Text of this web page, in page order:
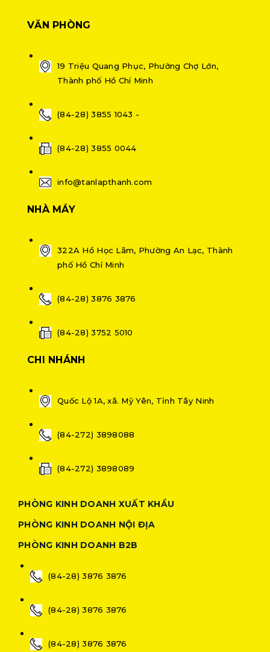
VĂN PHÒNG
19 Triệu Quang Phục, Phường Chợ Lớn,
Thành phố Hồ Chí Minh
(84-28) 3855 1043 -
(84-28) 3855 0044
info@tanlapthanh.com
NHÀ MÁY
322A Hồ Học Lãm, Phường An Lạc, Thành
phố Hồ Chí Minh
(84-28) 3876 3876
(84-28) 3752 5010
CHI NHÁNH
Quốc Lộ 1A, xã. Mỹ Yên, Tỉnh Tây Ninh
(84-272) 3898088
(84-272) 3898089
PHÒNG KINH DOANH XUẤT KHẨU
PHÒNG KINH DOANH NỘI ĐỊA
PHÒNG KINH DOANH B2B
(84-28) 3876 3876
(84-28) 3876 3876
(84-28) 3876 3876